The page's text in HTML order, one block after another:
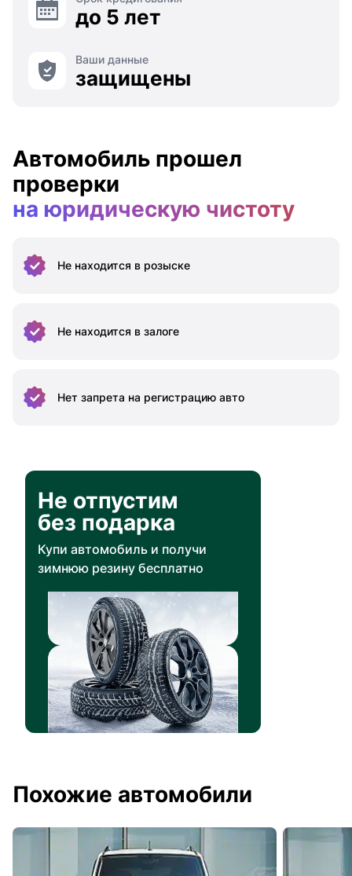
до 5 лет
Ваши данные
защищены
Автомобиль прошел
проверки
на юридическую чистоту
Не находится в розыске
Не находится в залоге
Нет запрета на регистрацию авто
Не отпустим
без подарка
Купи автомобиль и получи
зимнюю резину бесплатно
Похожие автомобили